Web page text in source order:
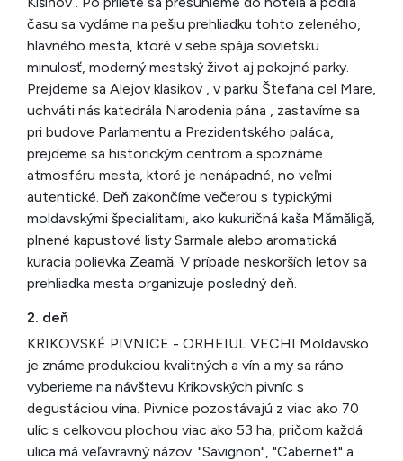
času sa vydáme na pešiu prehliadku tohto zeleného,
hlavného mesta, ktoré v sebe spája sovietsku
minulosť, moderný mestský život aj pokojné parky.
Prejdeme sa Alejov klasikov , v parku Štefana cel Mare,
uchváti nás katedrála Narodenia pána , zastavíme sa
pri budove Parlamentu a Prezidentského paláca,
prejdeme sa historickým centrom a spoznáme
atmosféru mesta, ktoré je nenápadné, no veľmi
autentické. Deň zakončíme večerou s typickými
moldavskými špecialitami, ako kukuričná kaša Mămăligă,
plnené kapustové listy Sarmale alebo aromatická
kuracia polievka Zeamă. V prípade neskorších letov sa
prehliadka mesta organizuje posledný deň.
2. deň
KRIKOVSKÉ PIVNICE - ORHEIUL VECHI Moldavsko
je známe produkciou kvalitných a vín a my sa ráno
vyberieme na návštevu Krikovských pivníc s
degustáciou vína. Pivnice pozostávajú z viac ako 70
ulíc s celkovou plochou viac ako 53 ha, pričom každá
ulica má veľavravný názov: "Savignon", "Cabernet" a